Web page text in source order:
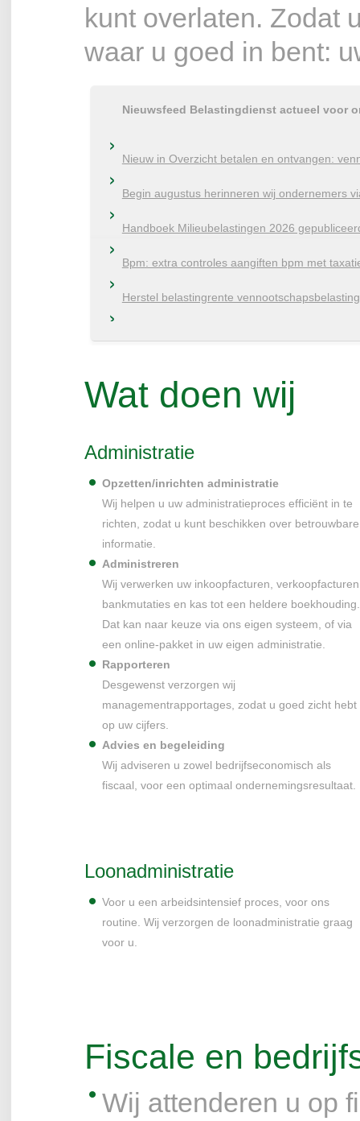
kunt overlaten. Zodat
waar u goed in bent:
Nieuwsfeed Belastingdienst actueel voor
Nieuw in Overzicht betalen en ontvangen:
Begin augustus herinneren wij ondernemers
Handboek Milieubelastingen 2026
Bpm: extra controles aangiften bpm met
Herstel belastingrente
Bestelauto met ondernemerstarief en
Wat doen wij
Administratie
Opzetten/inrichten administratie
Wij helpen u uw administratieproces efficiënt in te
richten, zodat u kunt beschikken over betrouwbare
informatie.
Administreren
Wij verwerken uw inkoopfacturen,
bankmutaties en kas tot een heldere boekhouding.
Dat kan naar keuze via ons eigen systeem, of via
een online-pakket in uw eigen administratie.
Rapporteren
Desgewenst verzorgen wij
managementrapportages, zodat u goed zicht hebt
op uw cijfers.
Advies en begeleiding
Wij adviseren u zowel bedrijfseconomisch als
fiscaal, voor een optimaal ondernemingsresultaat.
Loonadministratie
Voor u een arbeidsintensief proces, voor ons
routine. Wij verzorgen de loonadministratie graag
voor u.
Fiscale en
Wij attenderen u op